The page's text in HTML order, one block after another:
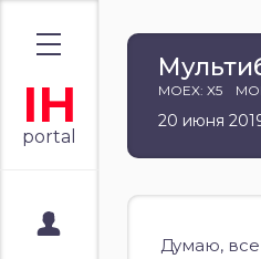
IH
portal
MOEX: X5
20 июня
Думаю,